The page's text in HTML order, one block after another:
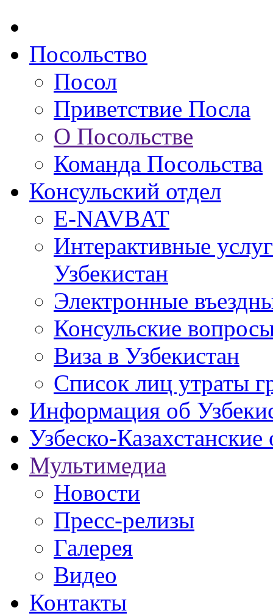
Посольство
Посол
Приветствие Посла
О Посольстве
Команда Посольства
Консульский отдел
E-NAVBAT
Интерактивные
Узбекистан
Электронные
Консульские
Виза в Узбекистан
Список лиц утраты
Информация об
Узбеско-
Мультимедиа
Новости
Пресс-релизы
Галерея
Видео
Контакты